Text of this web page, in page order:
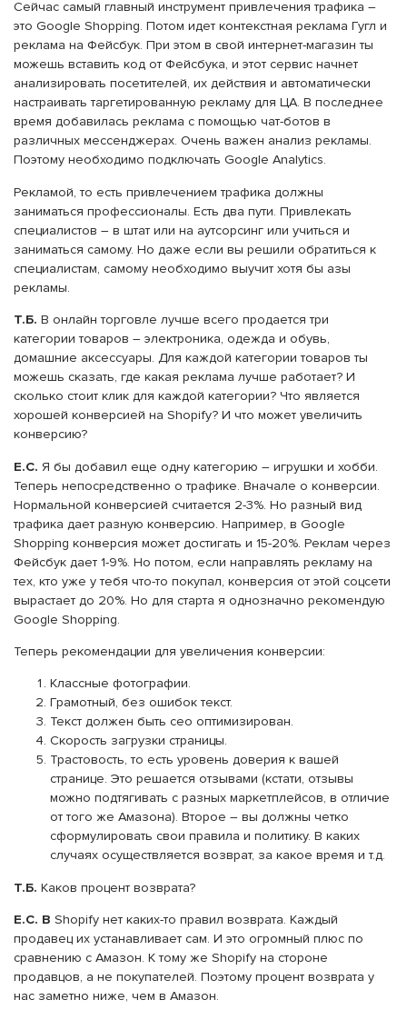
Сейчас самый главный инструмент привлечения трафика –
это Google Shopping. Потом идет контекстная реклама Гугл и
реклама на Фейсбук. При этом в свой интернет-магазин ты
можешь вставить код от Фейсбука, и этот сервис начнет
анализировать посетителей, их действия и автоматически
настраивать таргетированную рекламу для ЦА. В последнее
время добавилась реклама с помощью чат-ботов в
различных мессенджерах. Очень важен анализ рекламы.
Поэтому необходимо подключать Google Analytics.
Рекламой, то есть привлечением трафика должны
заниматься профессионалы. Есть два пути. Привлекать
специалистов – в штат или на аутсорсинг или учиться и
заниматься самому. Но даже если вы решили обратиться к
специалистам, самому необходимо выучит хотя бы азы
рекламы.
Т.Б. В онлайн торговле лучше всего продается три
категории товаров – электроника, одежда и обувь,
домашние аксессуары. Для каждой категории товаров ты
можешь сказать, где какая реклама лучше работает? И
сколько стоит клик для каждой категории? Что является
хорошей конверсией на Shopify? И что может увеличить
конверсию?
Е.С. Я бы добавил еще одну категорию – игрушки и хобби.
Теперь непосредственно о трафике. Вначале о конверсии.
Нормальной конверсией считается 2-3%. Но разный вид
трафика дает разную конверсию. Например, в Google
Shopping конверсия может достигать и 15-20%. Реклам через
Фейсбук дает 1-9%. Но потом, если направлять рекламу на
тех, кто уже у тебя что-то покупал, конверсия от этой соцсети
вырастает до 20%. Но для старта я однозначно рекомендую
Google Shopping.
Теперь рекомендации для увеличения конверсии:
Классные фотографии.
Грамотный, без ошибок текст.
Текст должен быть сео оптимизирован.
Скорость загрузки страницы.
Трастовость, то есть уровень доверия к вашей
странице. Это решается отзывами (кстати, отзывы
можно подтягивать с разных маркетплейсов, в отличие
от того же Амазона). Второе – вы должны четко
сформулировать свои правила и политику. В каких
случаях осуществляется возврат, за какое время и т.д.
Т.Б. Каков процент возврата?
Е.С. В Shopify нет каких-то правил возврата. Каждый
продавец их устанавливает сам. И это огромный плюс по
сравнению с Амазон. К тому же Shopify на стороне
продавцов, а не покупателей. Поэтому процент возврата у
нас заметно ниже, чем в Амазон.